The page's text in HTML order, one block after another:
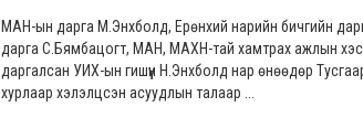
МАН-ын дарга М.Энхболд, Ерөнхий нарийн бичгийн
дарга С.Бямбацогт, МАН, МАХН-тай хамтрах ажлын
даргалсан УИХ-ын гишүүн Н.Энхболд нар өнөөдөр
хурлаар хэлэлцсэн асуудлын талаар ...